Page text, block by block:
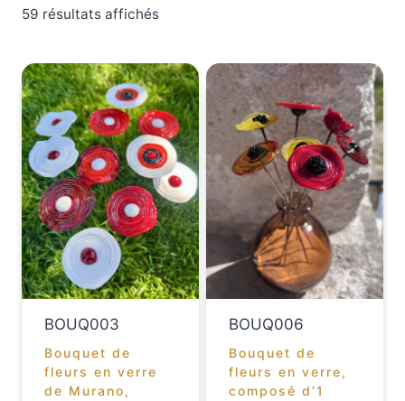
59 résultats affichés
BOUQ003
Bouquet de
fleurs en verre
de Murano,
BOUQ006
Bouquet de
fleurs en verre,
composé d’1